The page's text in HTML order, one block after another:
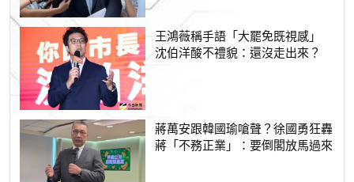
王鴻薇稱手語「大罷免既視感」
沈伯洋酸不禮貌：還沒走出來？
蔣萬安跟韓國瑜嗆聲？徐國勇狂轟
蔣「不務正業」：要倒閣放馬過來